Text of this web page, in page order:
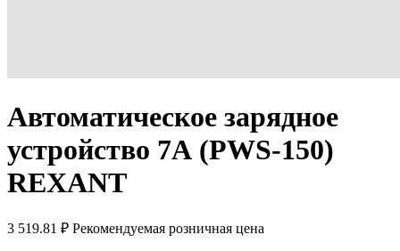
Автоматическое зарядное
устройство 7А (PWS-150)
REXANT
3 519.81 ₽ Рекомендуемая розничная цена